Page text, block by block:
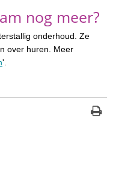
nog meer?
onderhoud. Ze
over huren. Meer
'.